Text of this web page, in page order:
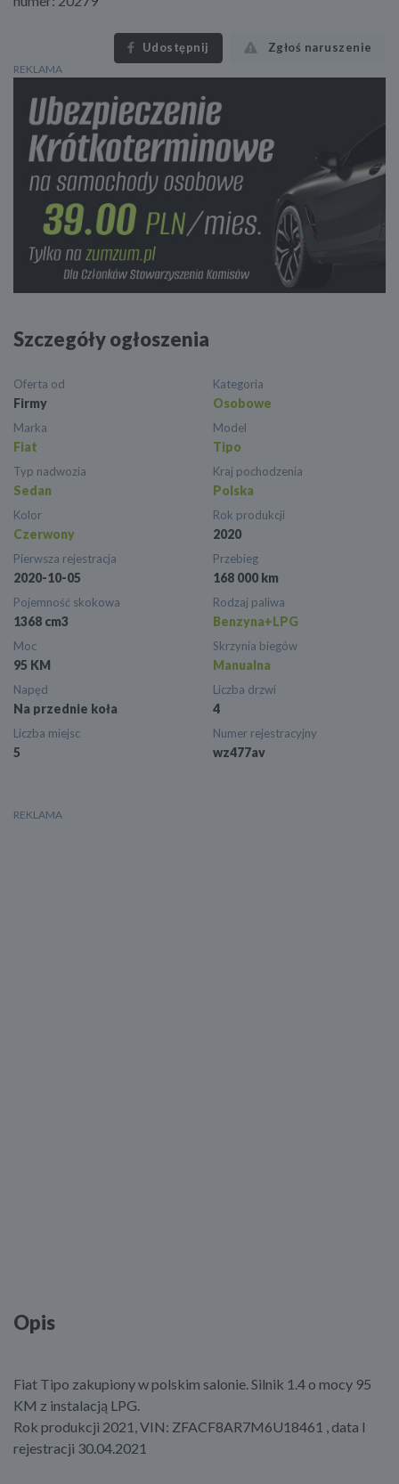
Udostępnij Zgłoś naruszenie
REKLAMA
Szczegóły ogłoszenia
Oferta od
Firmy
Kategoria
Osobowe
Marka
Fiat
Model
Tipo
Typ nadwozia
Sedan
Kraj pochodzenia
Polska
Kolor
Czerwony
Rok produkcji
2020
Pierwsza rejestracja
2020-10-05
Przebieg
168 000 km
Pojemność skokowa
1368 cm3
Rodzaj paliwa
Benzyna+LPG
Moc
95 KM
Skrzynia biegów
Manualna
Napęd
Na przednie koła
Liczba drzwi
4
Liczba miejsc
5
Numer rejestracyjny
wz477av
Opis
Fiat Tipo zakupiony w polskim salonie. Silnik 1.4 o mocy 95
KM z instalacją LPG.
Rok produkcji 2021, VIN: ZFACF8AR7M6U18461 , data I
rejestracji 30.04.2021